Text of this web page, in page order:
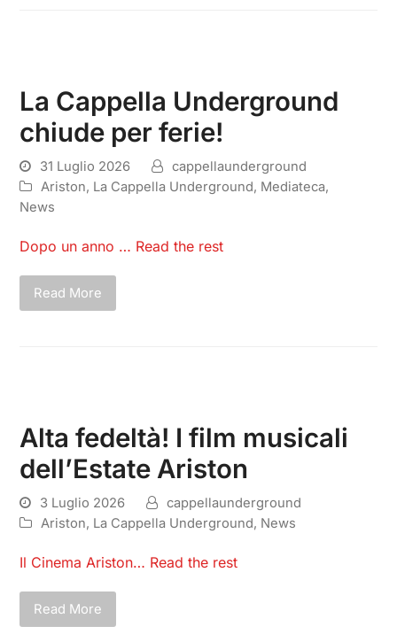
La Cappella Underground
chiude per ferie!
31 Luglio 2026
cappellaunderground
Ariston, La Cappella Underground, Mediateca,
News
Dopo un anno … Read the rest
Read More
Alta fedeltà! I film musicali
dell’Estate Ariston
3 Luglio 2026
cappellaunderground
Ariston, La Cappella Underground, News
Il Cinema Ariston… Read the rest
Read More